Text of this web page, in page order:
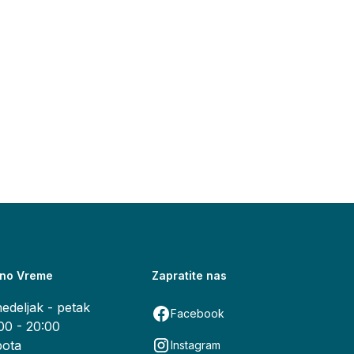
Vreme
- petak
- 20:00
Zapratite nas
Facebook
Instagram